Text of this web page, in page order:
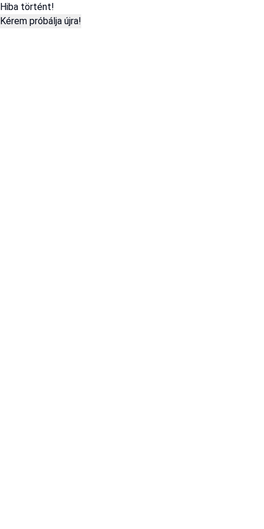
Hiba történt!
Kérem próbálja újra!